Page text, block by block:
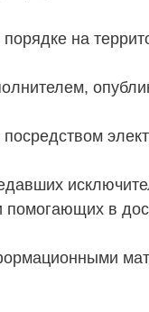
на
в